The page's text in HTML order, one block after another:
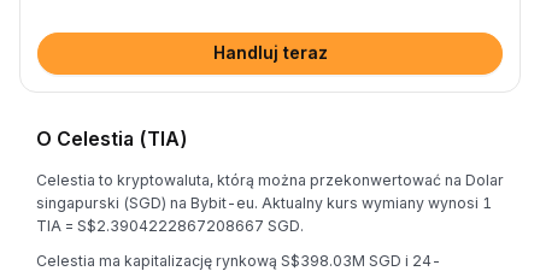
Handluj teraz
O Celestia (TIA)
Celestia to kryptowaluta, którą można przekonwertować na Dolar
singapurski (SGD) na Bybit-eu. Aktualny kurs wymiany wynosi 1
TIA = S$2.3904222867208667 SGD.
Celestia ma kapitalizację rynkową S$398.03M SGD i 24-